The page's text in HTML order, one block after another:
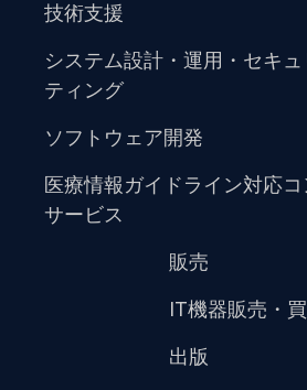
技術支援
システム設計・運用・セキ
ティング
ソフトウェア開発
医療情報ガイドライン対応
サービス
販売
IT機器販売・
出版